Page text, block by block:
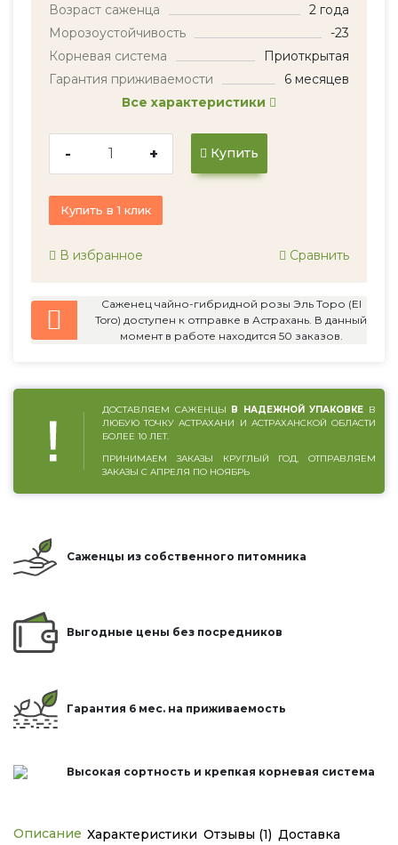
Возраст саженца
2 года
Морозоустойчивость
-23
Корневая система
Приоткрытая
Гарантия приживаемости
6 месяцев
Все характеристики
- + Купить
Купить в 1 клик
В избранное Сравнить
Саженец чайно-гибридной розы Эль Торо (El
Toro) доступен к отправке в Астрахань. В данный
момент в работе находится 50 заказов.
ДОСТАВЛЯЕМ САЖЕНЦЫ В НАДЕЖНОЙ УПАКОВКЕ В
ЛЮБУЮ ТОЧКУ АСТРАХАНИ И АСТРАХАНСКОЙ ОБЛАСТИ
БОЛЕЕ 10 ЛЕТ.
ПРИНИМАЕМ ЗАКАЗЫ КРУГЛЫЙ ГОД, ОТПРАВЛЯЕМ
ЗАКАЗЫ С АПРЕЛЯ ПО НОЯБРЬ
Саженцы из собственного питомника
Выгодные цены без посредников
Гарантия 6 мес. на приживаемость
Высокая сортность и крепкая корневая система
Описание Характеристики Отзывы (1) Доставка